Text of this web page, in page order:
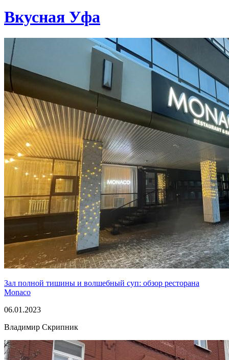
Вкусная Уфа
Зал полной тишины и волшебный суп: обзор ресторана
Monaco
06.01.2023
Владимир Скрипник